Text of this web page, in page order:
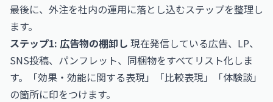
最後に、外注を社内の運用に落とし込むステップを整理し
ます。
ステップ1: 広告物の棚卸し 現在発信している広告、LP、
SNS投稿、パンフレット、同梱物をすべてリスト化しま
す。「効果・効能に関する表現」「比較表現」「体験談」
の箇所に印をつけます。